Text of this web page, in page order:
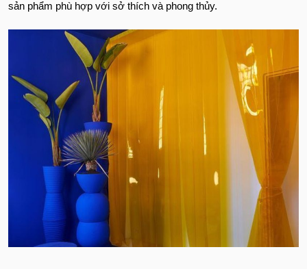
sản phẩm phù hợp với sở thích và phong thủy.